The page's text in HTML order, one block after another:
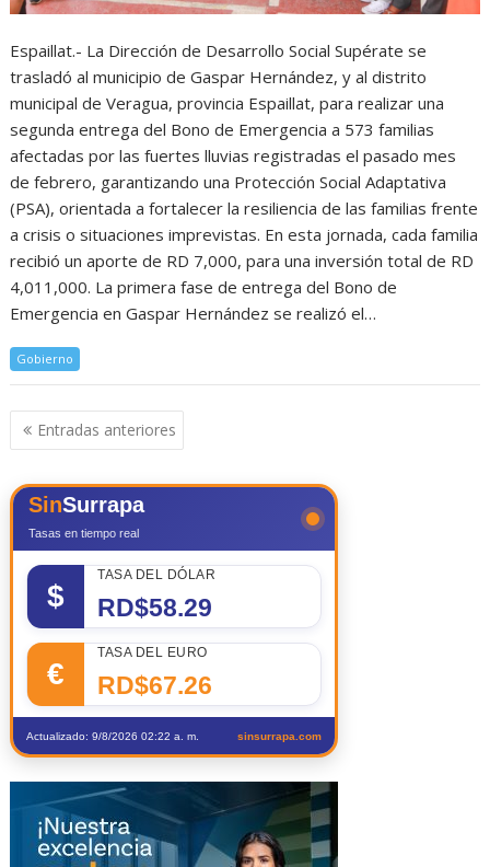
Espaillat.- La Dirección de Desarrollo Social Supérate se
trasladó al municipio de Gaspar Hernández, y al distrito
municipal de Veragua, provincia Espaillat, para realizar una
segunda entrega del Bono de Emergencia a 573 familias
afectadas por las fuertes lluvias registradas el pasado mes
de febrero, garantizando una Protección Social Adaptativa
(PSA), orientada a fortalecer la resiliencia de las familias frente
a crisis o situaciones imprevistas. En esta jornada, cada familia
recibió un aporte de RD 7,000, para una inversión total de RD
4,011,000. La primera fase de entrega del Bono de
Emergencia en Gaspar Hernández se realizó el…
Gobierno
Navegación
de
entradas
Entradas anteriores
SinSurrapa
Tasas en tiempo real
$
TASA DEL DÓLAR
RD$58.29
€
TASA DEL EURO
RD$67.26
Actualizado: 9/8/2026 02:22 a. m. sinsurrapa.com